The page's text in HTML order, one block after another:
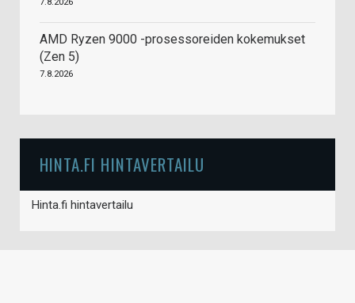
AMD Ryzen 9000 -prosessoreiden kokemukset
(Zen 5)
7.8.2026
HINTA.FI HINTAVERTAILU
Hinta.fi hintavertailu